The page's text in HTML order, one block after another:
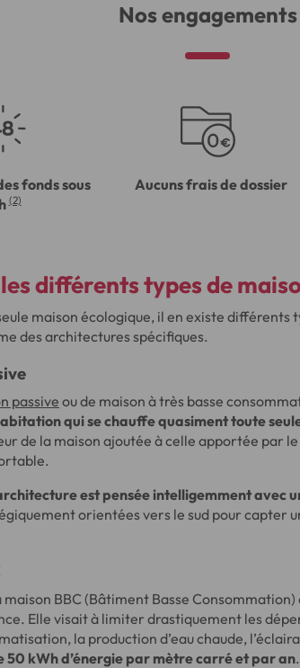
Nos engagements
fonds sous
(2)
Aucuns frais de dossier
différents types de
maison écologique, il en existe différents
des architectures spécifiques.
passiveou de maison à très basse
qui se chauffe quasiment toute
de la maison ajoutée à celle apportée par
est pensée intelligemment avec
orientées vers le sud pour capter
BBC (Bâtiment Basse
Elle visait à limiter drastiquement les
la production d’eau chaude,
50 kWh d’énergie par mètre carré et par an.